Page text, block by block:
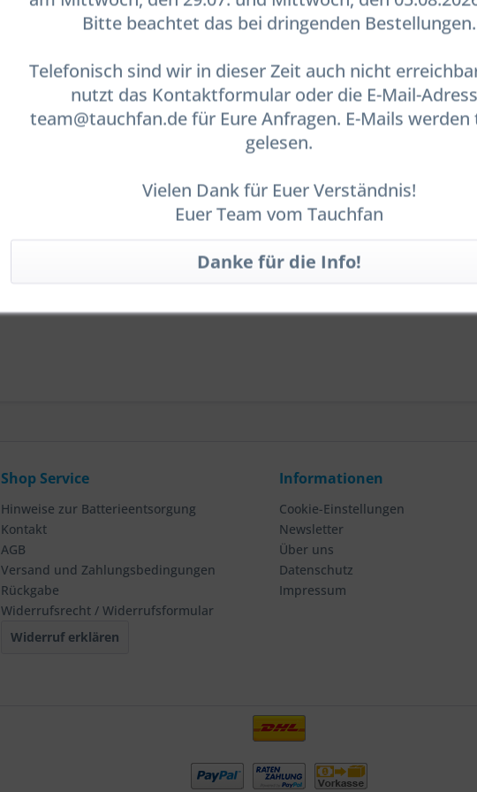
zwei Patent-Spannern Seacraft
bietet DPV-Gurte mit
einzigartigen Spannsystemen –
Probleme mehr mit der richtigen
Gurtlänge.
29,90 € *
Warenkorb
Vergleichen Merken
Bitte beachtet das bei dringenden Bestellungen.
Telefonisch sind wir in dieser Zeit auch nicht
nutzt das Kontaktformular oder die E-Mail-
team@tauchfan.de für Eure Anfragen. E-Mails werden
gelesen.
Vielen Dank für Euer Verständnis!
Euer Team vom Tauchfan
Shop Service
Hinweise zur Batterieentsorgung
Kontakt
AGB
Versand und Zahlungsbedingungen
Rückgabe
Widerrufsrecht / Widerrufsformular
Widerruf erklären
Informationen
Cookie-Einstellungen
Newsletter
Über uns
Datenschutz
Impressum